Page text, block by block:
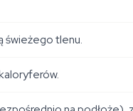
świeżego tlenu.